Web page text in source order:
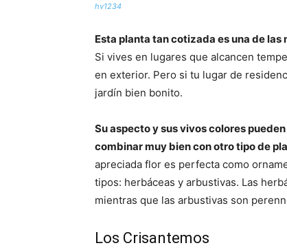
hv1234
Esta planta tan cotizada es una de
Si vives en lugares que alcancen
en exterior. Pero si tu lugar de
jardín bien bonito.
Su aspecto y sus vivos colores
combinar muy bien con otro tipo de
apreciada flor es perfecta como
tipos: herbáceas y arbustivas. Las
mientras que las arbustivas son
Los Crisantemos